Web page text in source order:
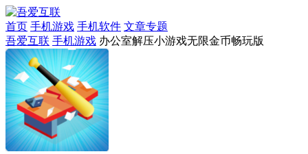
首页 手机游戏 手机软件 文章专题
吾爱互联 手机游戏 办公室解压小游戏无限金币畅玩版